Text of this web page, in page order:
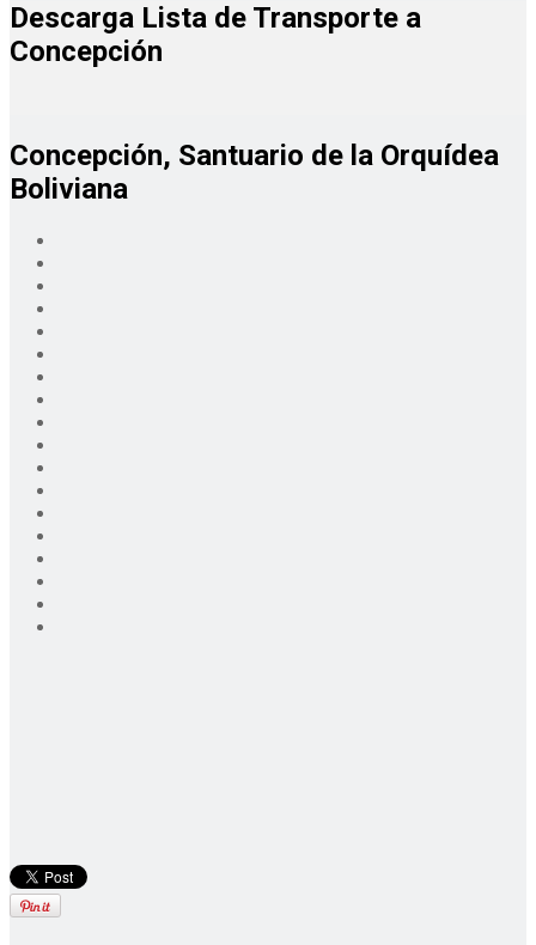
Descarga Lista de Transporte a
Concepción
Concepción, Santuario de la Orquídea
Boliviana